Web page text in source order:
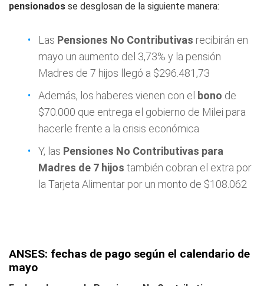
pensionados se desglosan de la siguiente manera:
Las Pensiones No Contributivas recibirán en
mayo un aumento del 3,73% y la pensión
Madres de 7 hijos llegó a $296.481,73
Además, los haberes vienen con el bono de
$70.000 que entrega el gobierno de Milei para
hacerle frente a la crisis económica
Y, las Pensiones No Contributivas para
Madres de 7 hijos también cobran el extra por
la Tarjeta Alimentar por un monto de $108.062
ANSES: fechas de pago según el calendario de
mayo